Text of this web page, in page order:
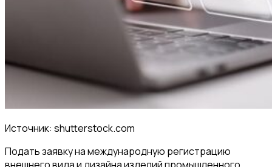
Источник: shutterstock.com
Подать заявку на международную регистрацию